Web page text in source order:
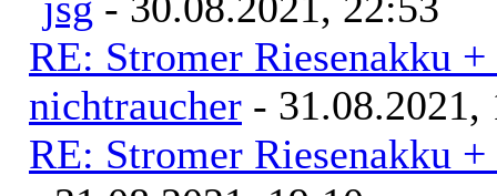
RE: Stromer Riesenakku
nichtraucher - 31.08.2021,
RE: Stromer Riesenakku